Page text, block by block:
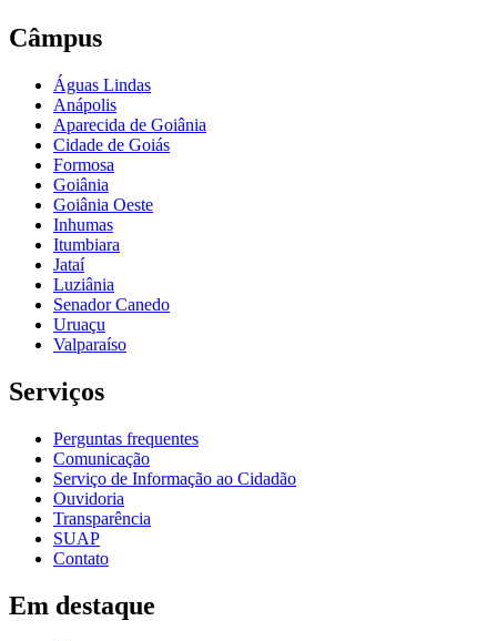
Câmpus
Águas Lindas
Anápolis
Aparecida de Goiânia
Cidade de Goiás
Formosa
Goiânia
Goiânia Oeste
Inhumas
Itumbiara
Jataí
Luziânia
Senador Canedo
Uruaçu
Valparaíso
Serviços
Perguntas frequentes
Comunicação
Serviço de Informação ao Cidadão
Ouvidoria
Transparência
SUAP
Contato
Em destaque